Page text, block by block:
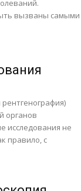
вызваны самыми
органов
исследования не
правило, с